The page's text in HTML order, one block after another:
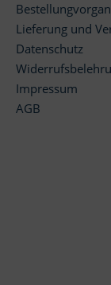
Lieferung und
Datenschutz
Impressum
AGB